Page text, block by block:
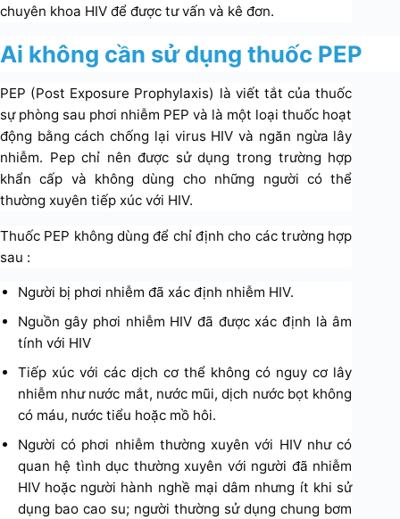
chuyên khoa HIV để được tư vấn và kê đơn.
Ai không cần sử dụng thuốc PEP
PEP (Post Exposure Prophylaxis) là viết tắt của thuốc
sự phòng sau phơi nhiễm PEP và là một loại thuốc hoạt
động bằng cách chống lại virus HIV và ngăn ngừa lây
nhiễm. Pep chỉ nên được sử dụng trong trường hợp
khẩn cấp và không dùng cho những người có thể
thường xuyên tiếp xúc với HIV.
Thuốc PEP không dùng để chỉ định cho các trường hợp
sau :
Người bị phơi nhiễm đã xác định nhiễm HIV.
Nguồn gây phơi nhiễm HIV đã được xác định là âm
tính với HIV
Tiếp xúc với các dịch cơ thể không có nguy cơ lây
nhiễm như nước mắt, nước mũi, dịch nước bọt không
có máu, nước tiểu hoặc mồ hôi.
Người có phơi nhiễm thường xuyên với HIV như có
quan hệ tình dục thường xuyên với người đã nhiễm
HIV hoặc người hành nghề mại dâm nhưng ít khi sử
dụng bao cao su; người thường sử dụng chung bơm